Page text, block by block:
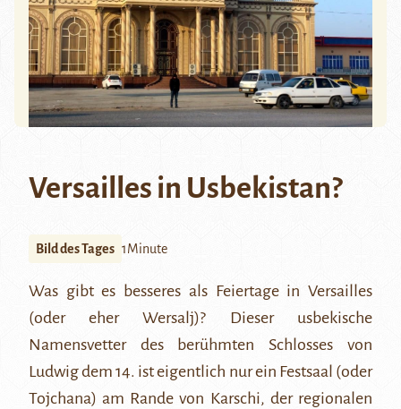
Versailles in Usbekistan?
Bild des Tages 1Minute
Was gibt es besseres als Feiertage in Versailles
(oder eher Wersalj)? Dieser usbekische
Namensvetter des berühmten Schlosses von
Ludwig dem 14. ist eigentlich nur ein Festsaal (oder
Tojchana) am Rande von Karschi, der regionalen